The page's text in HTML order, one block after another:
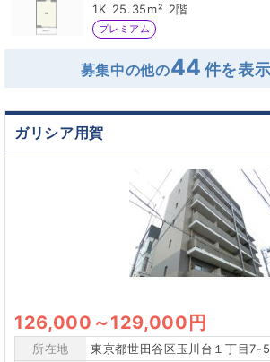
1K 25.35m² 2階
プレミアム
募集中の他の44
ガリシア用賀
126,000 ～129,000円
所在地
東京都世田谷区玉川台１丁目7-5